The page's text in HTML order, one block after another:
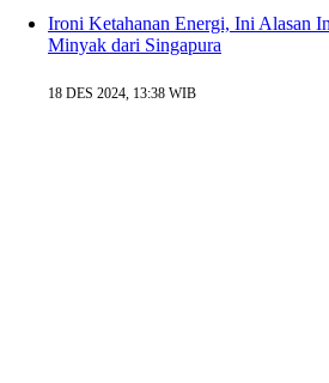
Ironi Ketahanan Energi, Ini Alasan
Minyak dari Singapura
18 DES 2024, 13:38 WIB